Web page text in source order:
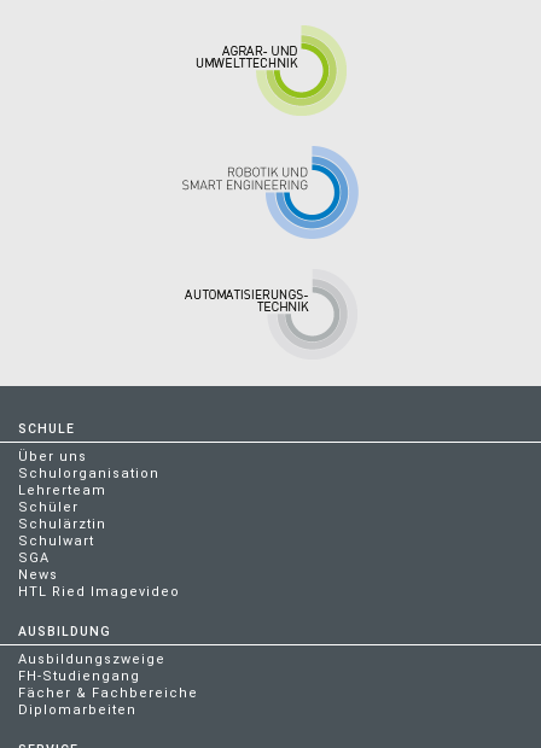
SCHULE
Über uns
Schulorganisation
Lehrerteam
Schüler
Schulärztin
Schulwart
SGA
News
HTL Ried Imagevideo
AUSBILDUNG
Ausbildungszweige
FH-Studiengang
Fächer & Fachbereiche
Diplomarbeiten